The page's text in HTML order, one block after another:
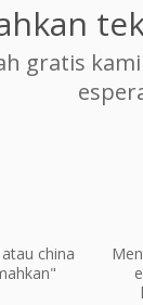
gratis
china